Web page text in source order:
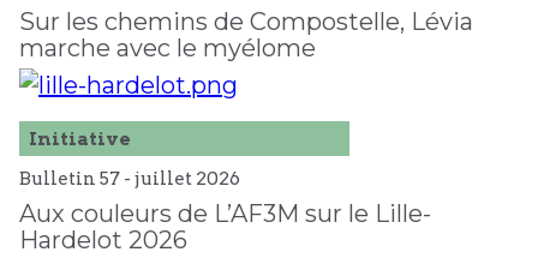
Sur les chemins de Compostelle, Lévia
marche avec le myélome
Initiative
Bulletin 57 - juillet 2026
Aux couleurs de L’AF3M sur le Lille-
Hardelot 2026